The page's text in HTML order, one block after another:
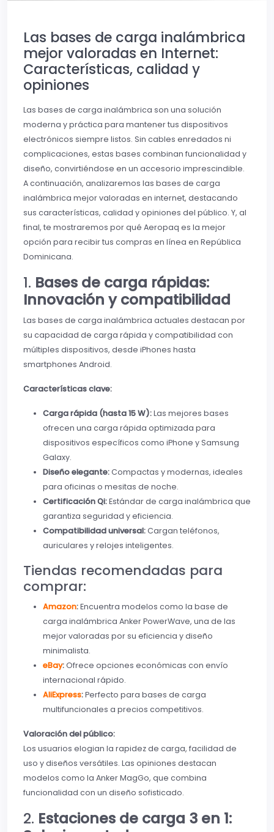
Las bases de carga inalámbrica
mejor valoradas en Internet:
Características, calidad y
opiniones
Las bases de carga inalámbrica son una solución
moderna y práctica para mantener tus dispositivos
electrónicos siempre listos. Sin cables enredados ni
complicaciones, estas bases combinan funcionalidad y
diseño, convirtiéndose en un accesorio imprescindible.
A continuación, analizaremos las bases de carga
inalámbrica mejor valoradas en internet, destacando
sus características, calidad y opiniones del público. Y, al
final, te mostraremos por qué Aeropaq es la mejor
opción para recibir tus compras en línea en República
Dominicana.
1. Bases de carga rápidas:
Innovación y compatibilidad
Las bases de carga inalámbrica actuales destacan por
su capacidad de carga rápida y compatibilidad con
múltiples dispositivos, desde iPhones hasta
smartphones Android.
Características clave:
Carga rápida (hasta 15 W):Las mejores bases
ofrecen una carga rápida optimizada para
dispositivos específicos como iPhone y Samsung
Galaxy.
Diseño elegante:Compactas y modernas, ideales
para oficinas o mesitas de noche.
Certificación Qi:Estándar de carga inalámbrica que
garantiza seguridad y eficiencia.
Compatibilidad universal:Cargan teléfonos,
auriculares y relojes inteligentes.
Tiendas recomendadas para
comprar:
Amazon:Encuentra modelos como la base de
carga inalámbrica Anker PowerWave, una de las
mejor valoradas por su eficiencia y diseño
minimalista.
eBay:Ofrece opciones económicas con envío
internacional rápido.
AliExpress:Perfecto para bases de carga
multifuncionales a precios competitivos.
Valoración del público:
Los usuarios elogian la rapidez de carga, facilidad de
uso y diseños versátiles. Las opiniones destacan
modelos como la Anker MagGo, que combina
funcionalidad con un diseño sofisticado.
2. Estaciones de carga 3 en 1: